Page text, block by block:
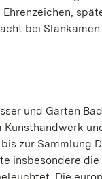
bei Slankamen.
und Gärten
Kunsthandwerk
zur Sammlung
insbesondere die